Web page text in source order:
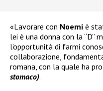
«Lavorare con Noemi è
lei è una donna con la “D”
l’opportunità di farmi
collaborazione,
romana, con la quale ha
stomaco).